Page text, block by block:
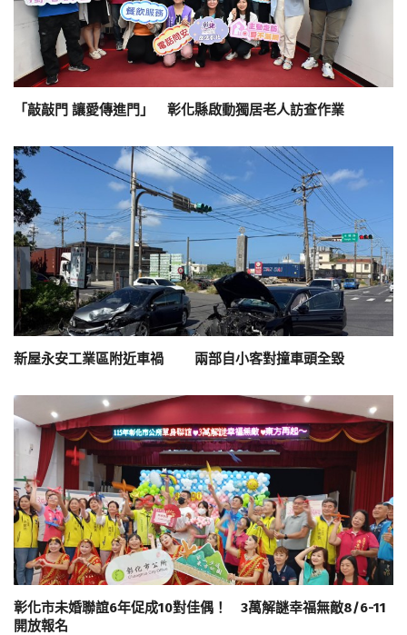
「敲敲門 讓愛傳進門」 彰化縣啟動獨居老人訪查作業
新屋永安工業區附近車禍 兩部自小客對撞車頭全毀
彰化市未婚聯誼6年促成10對佳偶！ 3萬解謎幸福無敵8/6-11
開放報名